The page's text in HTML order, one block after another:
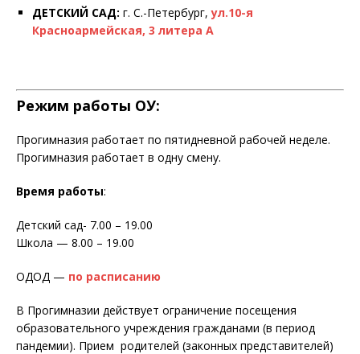
ДЕТСКИЙ САД: г. С.-Петербург,ул.10-я
Красноармейская, 3 литера А
Режим работы ОУ:
Прогимназия работает по пятидневной рабочей неделе.
Прогимназия работает в одну смену.
Время работы:
Детский сад- 7.00 – 19.00
Школа — 8.00 – 19.00
ОДОД — по расписанию
В Прогимназии действует ограничение посещения
образовательного учреждения гражданами (в период
пандемии). Прием родителей (законных представителей)